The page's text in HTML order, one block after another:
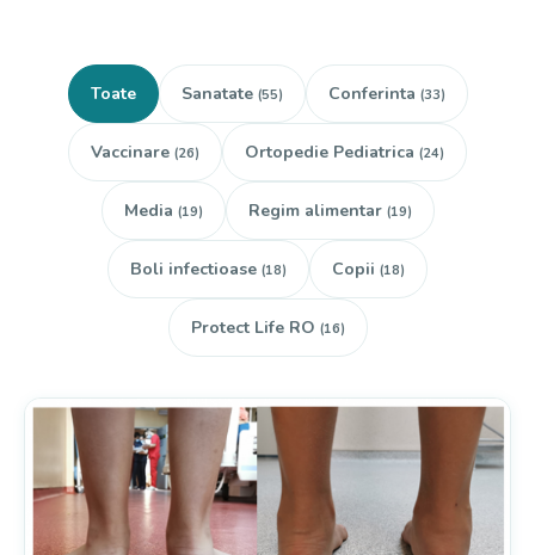
Toate Sanatate (55) Conferinta (33)
Vaccinare (26) Ortopedie Pediatrica (24)
Media (19) Regim alimentar (19)
Boli infectioase (18) Copii (18)
Protect Life RO (16)